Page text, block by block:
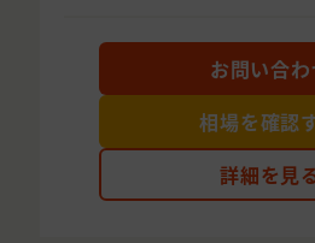
詳細を見
お問い合わ
相場を確認